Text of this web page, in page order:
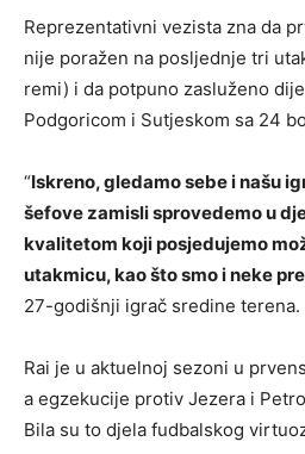
Reprezentativni vezista zna da
nije poražen na posljednje tri
remi) i da potpuno zasluženo
Podgoricom i Sutjeskom sa 24
“Iskreno, gledamo sebe i našu
šefove zamisli sprovedemo u
kvalitetom koji posjedujemo
utakmicu, kao što smo i neke
27-godišnji igrač sredine terena.
Rai je u aktuelnoj sezoni u
a egzekucije protiv Jezera i
Bila su to djela fudbalskog